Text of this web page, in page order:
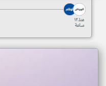
منذ ١٢
ساعة